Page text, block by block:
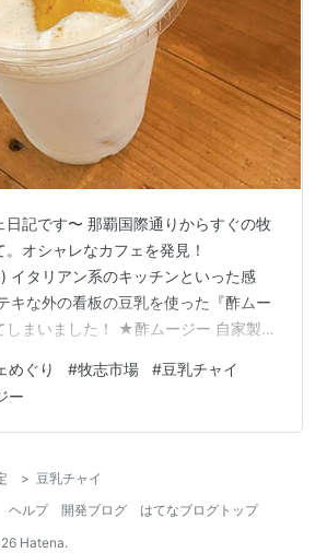
日記です〜 那覇国際通りからすぐの牧
オシャレなカフェを発見！
タリアン系のキッチンといった感
キな外の看板の豆乳を使った『酢ムー
しまいました！ ★酢ムージー 自家製の
た表現力はさすがオシャレカフェの
ってます（笑) 酢のドリンクなので喉
、まろやかさわやかで美味しい☆ 身体
。 でもこれも心の満足感覚かもね！
この市場に…
めぐり #牧志市場 #豆乳チャイ
ー
> 豆乳チャイ
ヘルプ 開発ブログ
はてなブログトップ
Hatena.